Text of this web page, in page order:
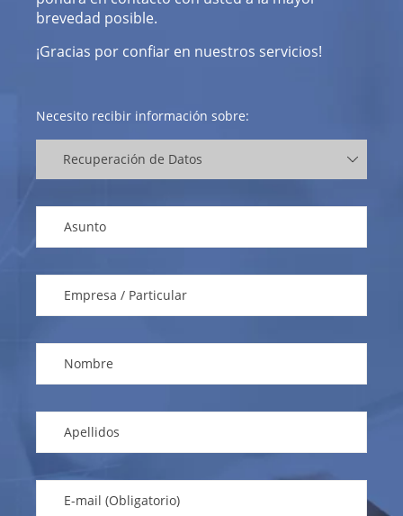
brevedad posible.
¡Gracias por confiar en nuestros servicios!
Necesito recibir información sobre: